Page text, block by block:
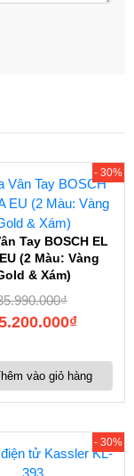
- 30%
Tay BOSCH EL
(2 Màu: Vàng
& Xám)
₫
₫
vào giỏ hàng
- 30%